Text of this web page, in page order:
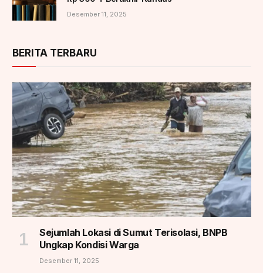
Desember 11, 2025
BERITA TERBARU
Sejumlah Lokasi di Sumut Terisolasi, BNPB
Ungkap Kondisi Warga
Desember 11, 2025